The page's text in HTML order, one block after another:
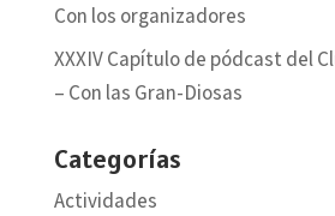
Con los organizadores
XXXIV Capítulo de pódcast del
– Con las Gran-Diosas
Categorías
Actividades